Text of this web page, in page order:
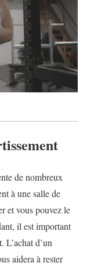
de nombreux
à une salle de
et vous pouvez le
il est important
L’achat d’un
aidera à rester